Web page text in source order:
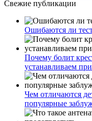
Свежие публикации
Ошибаются ли
Почему болит
устанавливаем
Чем отличаются
популярные